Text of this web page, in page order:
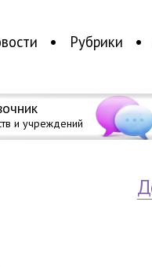
Рубрики
и учреждений